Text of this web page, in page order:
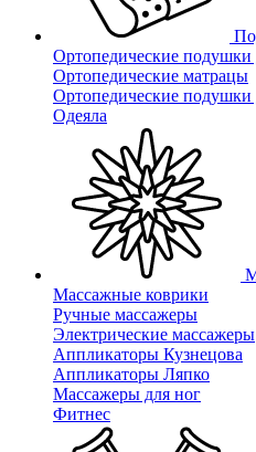
Ортопедические подушки
Ортопедические матрацы
Ортопедические
Одеяла
Массажные коврики
Ручные массажеры
Электрические массажеры
Аппликаторы Кузнецова
Аппликаторы Ляпко
Массажеры для ног
Фитнес